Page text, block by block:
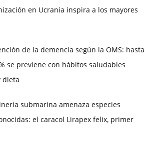
en Ucrania inspira a los mayores
de la demencia según la OMS: hasta
se previene con hábitos saludables
dieta
submarina amenaza especies
el caracol Lirapex felix, primer